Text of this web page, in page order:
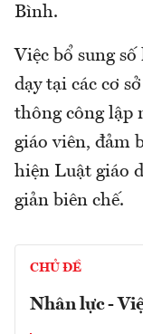
Bình.
Việc bổ sung
dạy tại các cơ
thông công lập
giáo viên, đảm
hiện Luật giáo
giản biên chế.
CHỦ ĐỀ
Nhân lực -